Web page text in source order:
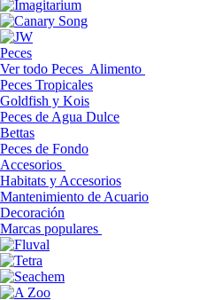
Peces
Ver todo Peces Alimento
Peces Tropicales
Goldfish y Kois
Peces de Agua Dulce
Bettas
Peces de Fondo
Accesorios
Habitats y Accesorios
Mantenimiento de Acuario
Decoración
Marcas populares